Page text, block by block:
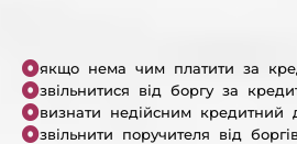
якщо нема чим платити за
звільнитися від боргу за
визнати недійсним кредитний
звільнити поручителя від